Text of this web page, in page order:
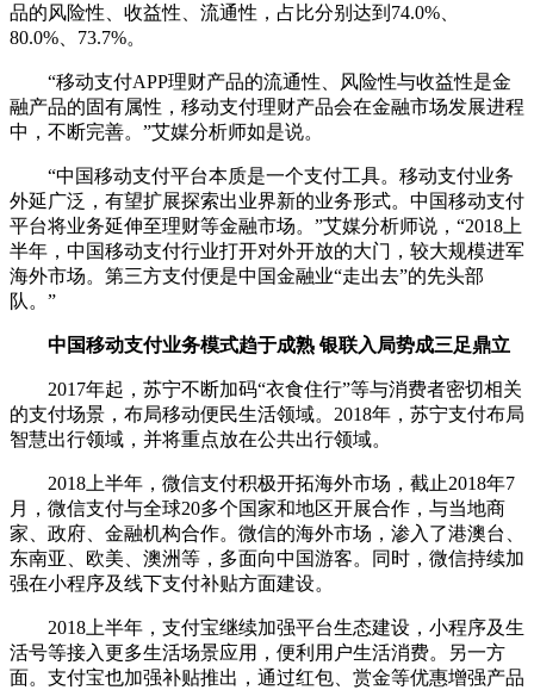
品的风险性、收益性、流通性，占比分别达到74.0%、
80.0%、73.7%。
“移动支付APP理财产品的流通性、风险性与收益性是金
融产品的固有属性，移动支付理财产品会在金融市场发展进程
中，不断完善。”艾媒分析师如是说。
“中国移动支付平台本质是一个支付工具。移动支付业务
外延广泛，有望扩展探索出业界新的业务形式。中国移动支付
平台将业务延伸至理财等金融市场。”艾媒分析师说，“2018上
半年，中国移动支付行业打开对外开放的大门，较大规模进军
海外市场。第三方支付便是中国金融业“走出去”的先头部
队。”
中国移动支付业务模式趋于成熟 银联入局势成三足鼎立
2017年起，苏宁不断加码“衣食住行”等与消费者密切相关
的支付场景，布局移动便民生活领域。2018年，苏宁支付布局
智慧出行领域，并将重点放在公共出行领域。
2018上半年，微信支付积极开拓海外市场，截止2018年7
月，微信支付与全球20多个国家和地区开展合作，与当地商
家、政府、金融机构合作。微信的海外市场，渗入了港澳台、
东南亚、欧美、澳洲等，多面向中国游客。同时，微信持续加
强在小程序及线下支付补贴方面建设。
2018上半年，支付宝继续加强平台生态建设，小程序及生
活号等接入更多生活场景应用，便利用户生活消费。另一方
面。支付宝也加强补贴推出，通过红包、赏金等优惠增强产品